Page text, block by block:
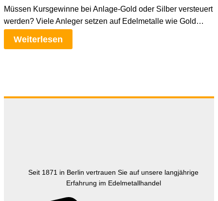
Müssen Kursgewinne bei Anlage-Gold oder Silber versteuert
werden? Viele Anleger setzen auf Edelmetalle wie Gold…
Weiterlesen
Seit 1871 in Berlin vertrauen Sie auf unsere langjährige
Erfahrung im Edelmetallhandel